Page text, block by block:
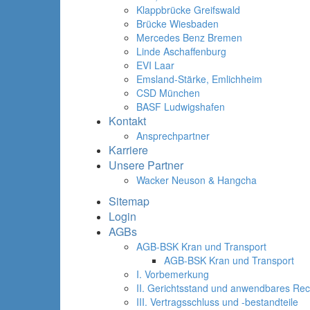
Klappbrücke Greifswald
Brücke Wiesbaden
Mercedes Benz Bremen
Linde Aschaffenburg
EVI Laar
Emsland-Stärke, Emlichheim
CSD München
BASF Ludwigshafen
Kontakt
Ansprechpartner
Karriere
Unsere Partner
Wacker Neuson & Hangcha
Sitemap
Login
AGBs
AGB-BSK Kran und Transport
AGB-BSK Kran und Transport
I. Vorbemerkung
II. Gerichtsstand und anwendbares
III. Vertragsschluss und -bestandteile